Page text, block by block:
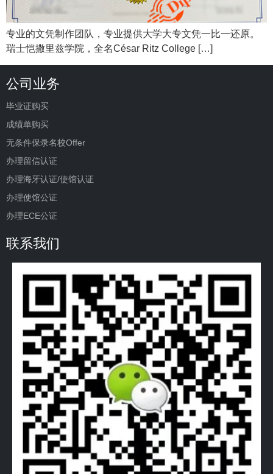
专业的文凭制作团队，专业提供大学大专文凭一比一还原。
瑞士恺撒里兹学院，全名César Ritz College […]
公司业务
毕业证购买
成绩单购买
无条件保录名校Offer
办理留信认证
办理海牙认证/使馆认证
办理使馆公证
办理ECE公证
联系我们